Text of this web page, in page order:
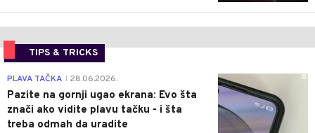
TIPS & TRICKS
0
PLAVA TAČKA 28.06.2026.
Pazite na gornji ugao ekrana: Evo šta
znači ako vidite plavu tačku - i šta
treba odmah da uradite